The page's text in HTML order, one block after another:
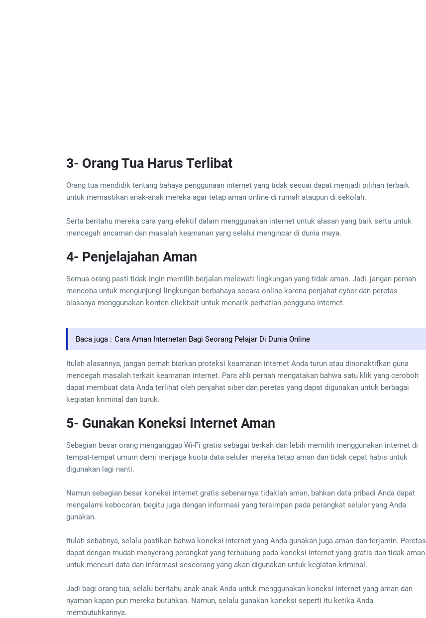
3- Orang Tua Harus Terlibat
Orang tua mendidik tentang bahaya penggunaan internet yang tidak sesuai dapat menjadi pilihan terbaik
untuk memastikan anak-anak mereka agar tetap aman online di rumah ataupun di sekolah.
Serta beritahu mereka cara yang efektif dalam menggunakan internet untuk alasan yang baik serta untuk
mencegah ancaman dan masalah keamanan yang selalui mengincar di dunia maya.
4- Penjelajahan Aman
Semua orang pasti tidak ingin memilih berjalan melewati lingkungan yang tidak aman. Jadi, jangan pernah
mencoba untuk mengunjungi lingkungan berbahaya secara online karena penjahat cyber dan peretas
biasanya menggunakan konten clickbait untuk menarik perhatian pengguna internet.
Baca juga : Cara Aman Internetan Bagi Seorang Pelajar Di Dunia Online
Itulah alasannya, jangan pernah biarkan proteksi keamanan internet Anda turun atau dinonaktifkan guna
mencegah masalah terkait keamanan internet. Para ahli pernah mengatakan bahwa satu klik yang ceroboh
dapat membuat data Anda terlihat oleh penjahat siber dan peretas yang dapat digunakan untuk berbagai
kegiatan kriminal dan buruk.
5- Gunakan Koneksi Internet Aman
Sebagian besar orang menganggap Wi-Fi gratis sebagai berkah dan lebih memilih menggunakan internet di
tempat-tempat umum demi menjaga kuota data seluler mereka tetap aman dan tidak cepat habis untuk
digunakan lagi nanti.
Namun sebagian besar koneksi internet gratis sebenarnya tidaklah aman, bahkan data pribadi Anda dapat
mengalami kebocoran, begitu juga dengan informasi yang tersimpan pada perangkat seluler yang Anda
gunakan.
Itulah sebabnya, selalu pastikan bahwa koneksi internet yang Anda gunakan juga aman dan terjamin. Peretas
dapat dengan mudah menyerang perangkat yang terhubung pada koneksi internet yang gratis dan tidak aman
untuk mencuri data dan informasi seseorang yang akan digunakan untuk kegiatan kriminal.
Jadi bagi orang tua, selalu beritahu anak-anak Anda untuk menggunakan koneksi internet yang aman dan
nyaman kapan pun mereka butuhkan. Namun, selalu gunakan koneksi seperti itu ketika Anda
membutuhkannya.